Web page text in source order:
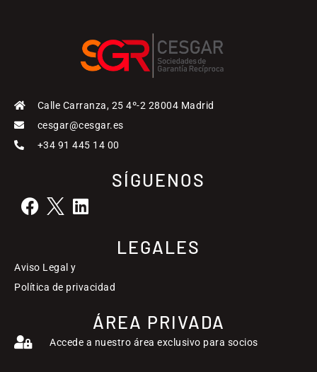
Calle Carranza, 25 4º-2 28004 Madrid
cesgar@cesgar.es
+34 91 445 14 00
SÍGUENOS
LEGALES
Aviso Legal y
Política de privacidad
ÁREA PRIVADA
Accede a nuestro área exclusivo para socios